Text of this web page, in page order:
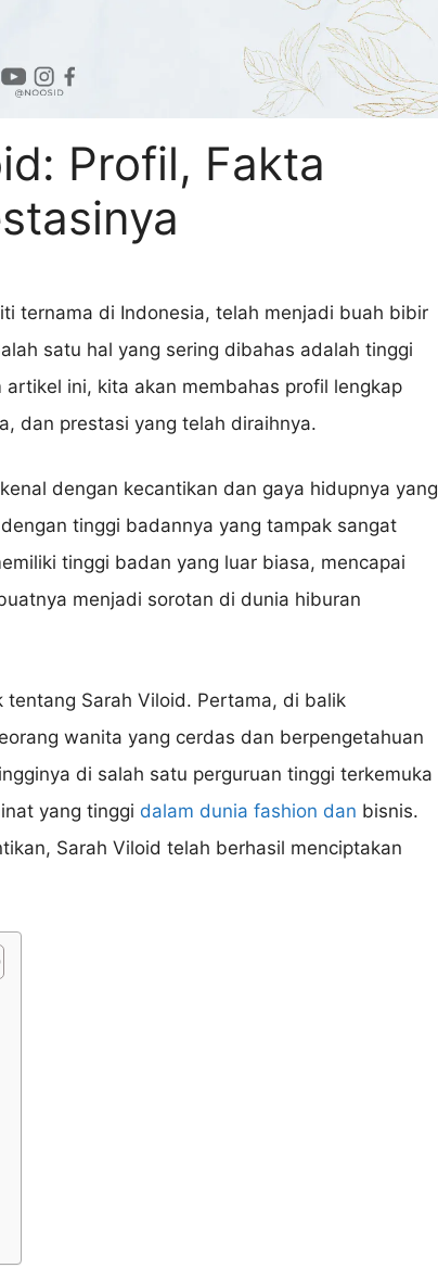
Profil, Fakta
ternama di Indonesia, telah menjadi buah bibir
satu hal yang sering dibahas adalah tinggi
ini, kita akan membahas profil lengkap
dan prestasi yang telah diraihnya.
dengan kecantikan dan gaya hidupnya yang
tinggi badannya yang tampak sangat
tinggi badan yang luar biasa, mencapai
menjadi sorotan di dunia hiburan
Sarah Viloid. Pertama, di balik
wanita yang cerdas dan berpengetahuan
di salah satu perguruan tinggi terkemuka
yang tinggi dalam dunia fashion dan bisnis.
Sarah Viloid telah berhasil menciptakan